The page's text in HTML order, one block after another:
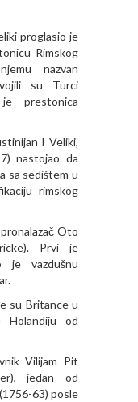
proglasio je
Rimskog
nazvan
su Turci
prestonica
I Veliki,
nastojao da
sa sedištem u
rimskog
Oto
Prvi je
je vazdušnu
su Britance u
Holandiju od
Vilijam Pit
jedan od
63) posle